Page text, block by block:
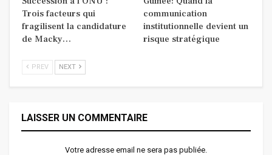
Trois facteurs qui
fragilisent la candidature
de Macky…
communication
institutionnelle devient un
risque stratégique
PREV NEXT
LAISSER UN COMMENTAIRE
Votre adresse email ne sera pas publiée.